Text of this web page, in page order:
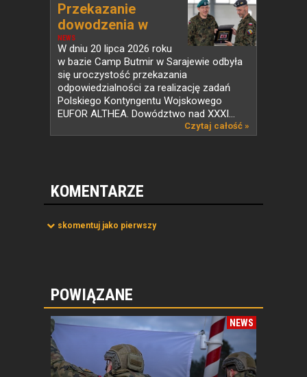
NEWS
Przekazanie
dowodzenia w
PKW...
W dniu 20 lipca 2026 roku
w bazie Camp Butmir w Sarajewie odbyła
się uroczystość przekazania
odpowiedzialności za realizację zadań
Polskiego Kontyngentu Wojskowego
EUFOR ALTHEA. Dowództwo nad XXXI...
Czytaj całość »
KOMENTARZE
skomentuj jako pierwszy
POWIĄZANE
NEWS